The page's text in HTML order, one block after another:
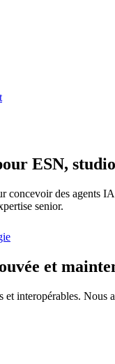
ESN,
des agents
senior.
et
interopérables.